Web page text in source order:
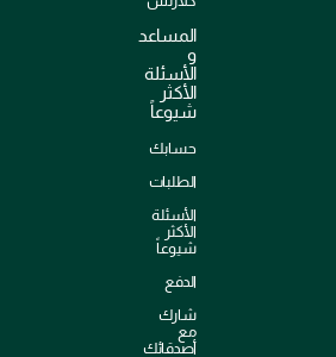
المساعد
و
الأسئلة
الأكثر
شيوعاً
حسابك
الطلبات
الأسئلة
الأكثر
شيوعاً
الدفع
شارك
مع
أصدقائك